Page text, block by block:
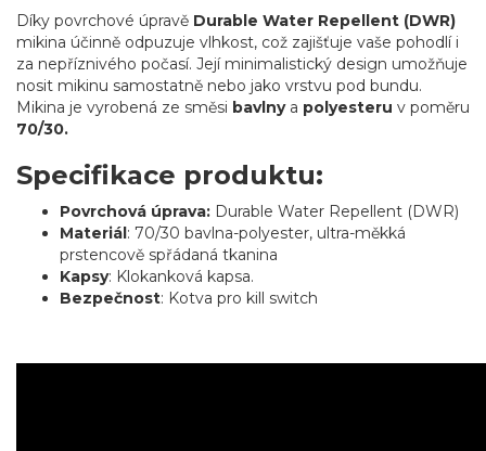
Díky povrchové úpravě Durable Water Repellent (DWR)
mikina účinně odpuzuje vlhkost, což zajišťuje vaše pohodlí i
za nepříznivého počasí. Její minimalistický design umožňuje
nosit mikinu samostatně nebo jako vrstvu pod bundu.
Mikina je vyrobená ze směsi bavlny a polyesteru v poměru
70/30.
Specifikace produktu:
Povrchová úprava: Durable Water Repellent (DWR)
Materiál: 70/30 bavlna-polyester, ultra-měkká
prstencově spřádaná tkanina
Kapsy: Klokanková kapsa.
Bezpečnost: Kotva pro kill switch